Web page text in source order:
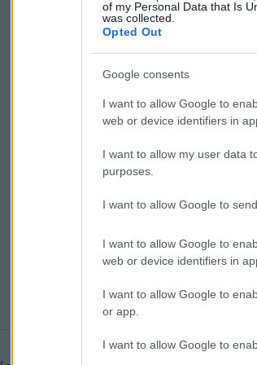
of my Personal Data that Is
was collected.
Opted Out
Google consents
I want to allow Google to
web or device identifiers in
I want to allow my user data
purposes.
I want to allow Google to
I want to allow Google to
web or device identifiers in
I want to allow Google to
or app.
I want to allow Google to